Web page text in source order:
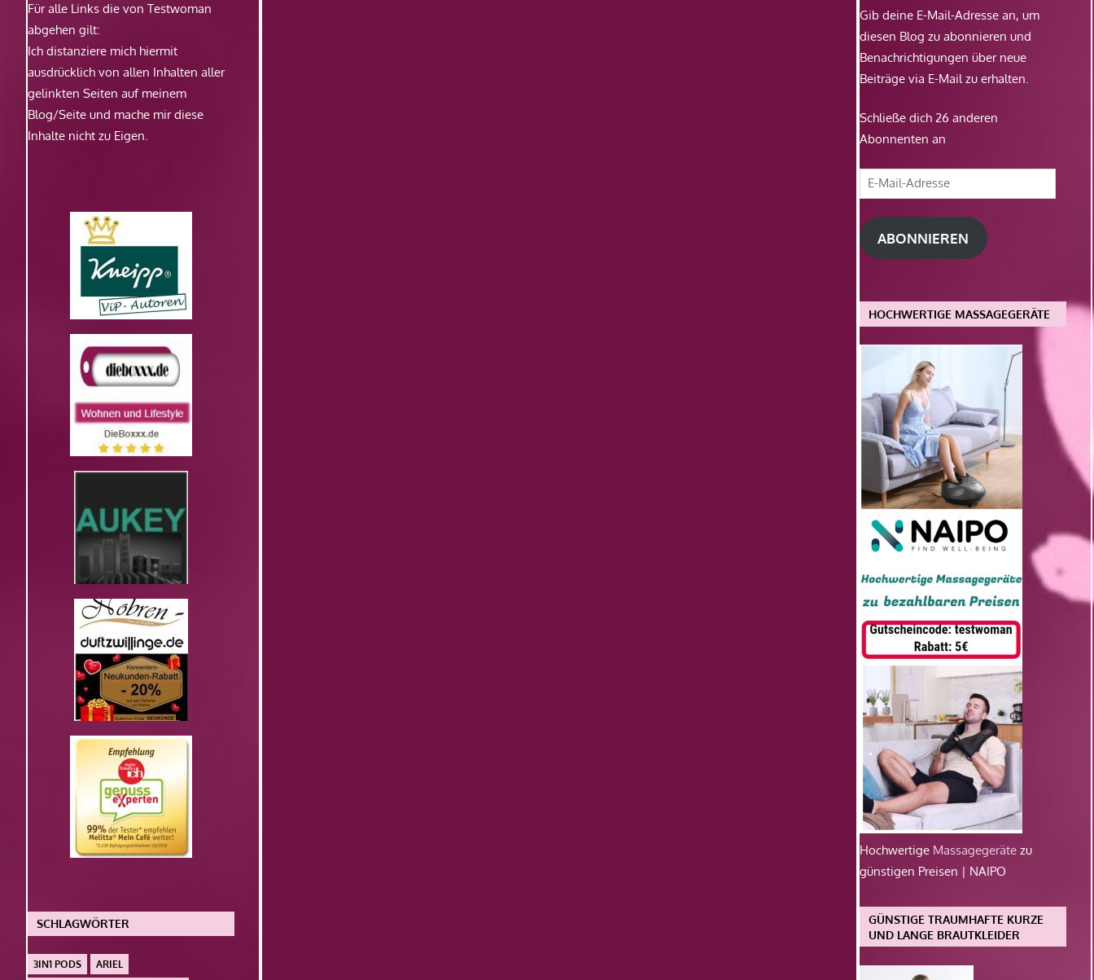
Für alle Links die von Testwoman
abgehen gilt:
Ich distanziere mich hiermit
ausdrücklich von allen Inhalten aller
gelinkten Seiten auf meinem
Blog/Seite und mache mir diese
Inhalte nicht zu Eigen.
SCHLAGWÖRTER
3IN1 PODS
ARIEL
Gib deine E-Mail-Adresse an, um
diesen Blog zu abonnieren und
Benachrichtigungen über neue
Beiträge via E-Mail zu erhalten.
Schließe dich 26 anderen
Abonnenten an
E-
Mail-
Adresse
ABONNIEREN
HOCHWERTIGE MASSAGEGERÄTE
Hochwertige Massagegeräte zu
günstigen Preisen | NAIPO
GÜNSTIGE TRAUMHAFTE KURZE
UND LANGE BRAUTKLEIDER